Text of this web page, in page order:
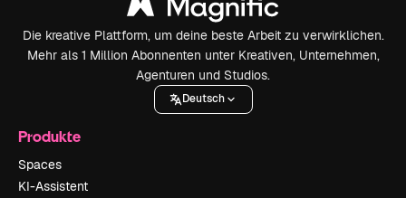
Die kreative Plattform, um deine beste Arbeit zu verwirklichen.
Mehr als 1 Million Abonnenten unter Kreativen, Unternehmen,
Agenturen und Studios.
Deutsch
Produkte
Spaces
KI-Assistent